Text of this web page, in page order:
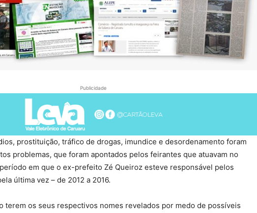
Publicidade
prostituição, tráfico de drogas, imundice e desordenamento foram
problemas, que foram apontados pelos feirantes que atuavam no
em que o ex-prefeito Zé Queiroz esteve responsável pelos
última vez – de 2012 a 2016.
terem os seus respectivos nomes revelados por medo de possíveis